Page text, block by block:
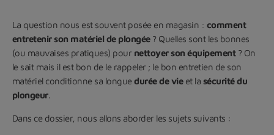
La question nous est souvent posée en magasin : comment
entretenir son matériel de plongée? Quelles sont les bonnes
(ou mauvaises pratiques) pour nettoyer son équipement? On
le sait mais il est bon de le rappeler ; le bon entretien de son
matériel conditionne sa longuedurée de vieet la sécurité du
plongeur.
Dans ce dossier, nous allons aborder les sujets suivants :